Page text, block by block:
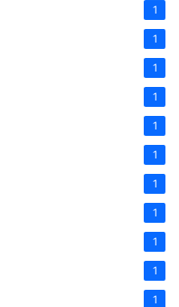
1
1
1
1
1
1
1
1
1
1
1